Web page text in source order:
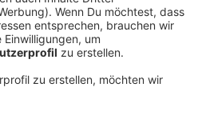
leben im Kreis
Jugendlichen sollten einmal